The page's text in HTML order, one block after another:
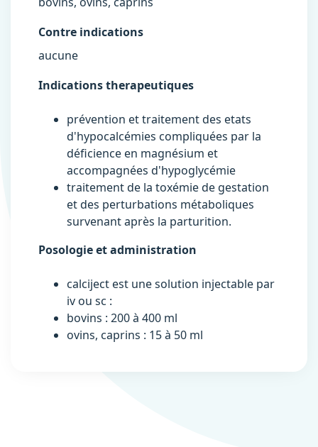
Contre indications
aucune
Indications therapeutiques
prévention et traitement des etats
d'hypocalcémies compliquées par la
déficience en magnésium et
accompagnées d'hypoglycémie
traitement de la toxémie de gestation
et des perturbations métaboliques
survenant après la parturition.
Posologie et administration
calciject est une solution injectable par
iv ou sc :
bovins : 200 à 400 ml
ovins, caprins : 15 à 50 ml